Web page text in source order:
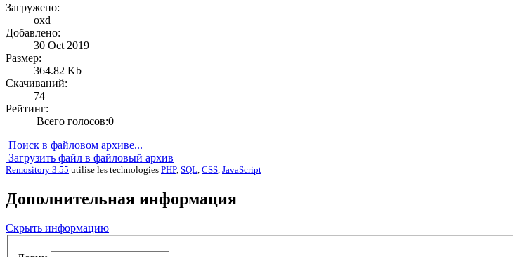
Загружено:
oxd
Добавлено:
30 Oct 2019
Размер:
364.82 Kb
Скачиваний:
74
Рейтинг:
Всего голосов:0
Поиск в файловом архиве...
Загрузить файл в файловый архив
Remository 3.55 utilise les technologies PHP, SQL CSS JavaScript
Дополнительная информация
Скрыть информацию